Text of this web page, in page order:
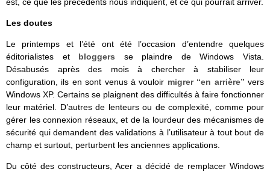
Les doutes
Le printemps et l’été ont été l’occasion d’entendre quelques
éditorialistes et bloggers se plaindre de Windows Vista.
Désabusés après des mois à chercher à stabiliser leur
configuration, ils en sont venus à vouloir migrer “en arrière” vers
Windows XP. Certains se plaignent des difficultés à faire fonctionner
leur matériel. D’autres de lenteurs ou de complexité, comme pour
gérer les connexion réseaux, et de la lourdeur des mécanismes de
sécurité qui demandent des validations à l’utilisateur à tout bout de
champ et surtout, perturbent les anciennes applications.
Du côté des constructeurs, Acer a décidé de remplacer Windows